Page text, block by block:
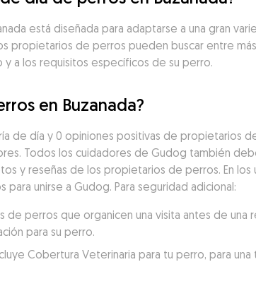
está diseñada para adaptarse a una gran
propietarios de perros pueden buscar entre
a los requisitos específicos de su perro.
en Buzanada?
de día y 0 opiniones positivas de propietarios
Todos los cuidadores de Gudog también
y reseñas de los propietarios de perros. En los
unirse a Gudog. Para seguridad adicional:
perros que organicen una visita antes de una
para su perro.
Cobertura Veterinaria para tu perro, para una